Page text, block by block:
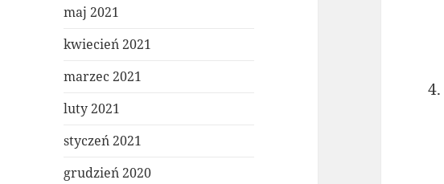
maj 2021
kwiecień 2021
marzec 2021
luty 2021
styczeń 2021
grudzień 2020